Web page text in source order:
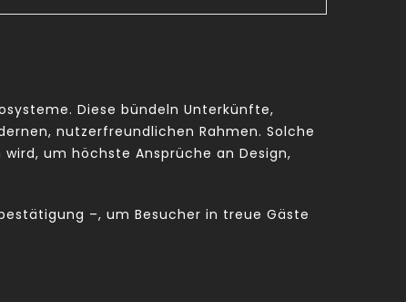
Diese bündeln Unterkünfte,
nutzerfreundlichen Rahmen. Solche
um höchste Ansprüche an Design,
–, um Besucher in treue Gäste